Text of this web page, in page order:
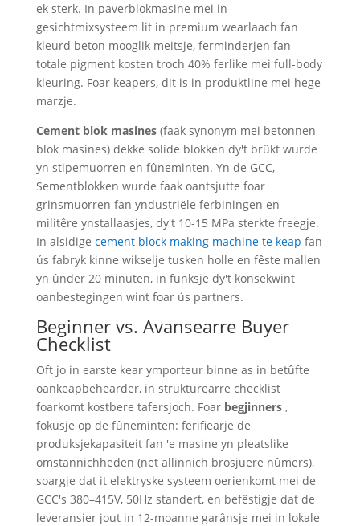
ek sterk. In paverblokmasine mei in
gesichtmixsysteem lit in premium wearlaach fan
kleurd beton mooglik meitsje, ferminderjen fan
totale pigment kosten troch 40% ferlike mei full-body
kleuring. Foar keapers, dit is in produktline mei hege
marzje.
Cement blok masines (faak synonym mei betonnen
blok masines) dekke solide blokken dy't brûkt wurde
yn stipemuorren en fûneminten. Yn de GCC,
Sementblokken wurde faak oantsjutte foar
grinsmuorren fan yndustriële ferbiningen en
militêre ynstallaasjes, dy't 10-15 MPa sterkte freegje.
In alsidige cement block making machine te keap fan
ús fabryk kinne wikselje tusken holle en fêste mallen
yn ûnder 20 minuten, in funksje dy't konsekwint
oanbestegingen wint foar ús partners.
Beginner vs. Avansearre Buyer
Checklist
Oft jo in earste kear ymporteur binne as in betûfte
oankeapbehearder, in strukturearre checklist
foarkomt kostbere tafersjoch. Foar begjinners ,
fokusje op de fûneminten: ferifiearje de
produksjekapasiteit fan 'e masine yn pleatslike
omstannichheden (net allinnich brosjuere nûmers),
soargje dat it elektryske systeem oerienkomt mei de
GCC's 380–415V, 50Hz standert, en befêstigje dat de
leveransier jout in 12-moanne garânsje mei in lokale